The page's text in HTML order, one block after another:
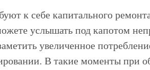
к себе капитального
услышать под капотом
увеличенное
В такие моменты при